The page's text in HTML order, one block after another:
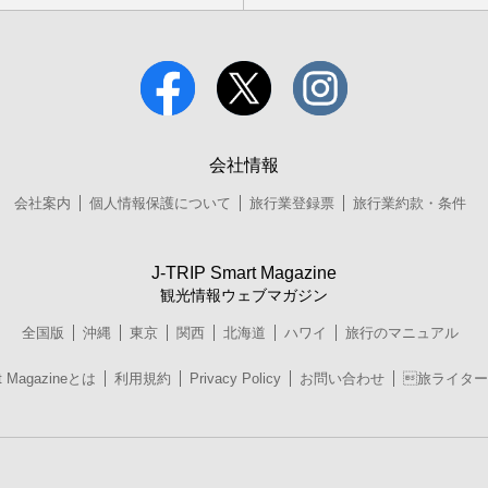
会社情報
会社案内 個人情報保護について 旅行業登録票 旅行業約款・条件
J-TRIP Smart Magazine
観光情報ウェブマガジン
全国版 沖縄 東京 関西 北海道 ハワイ 旅行のマニュアル
Magazineとは 利用規約 Privacy Policy お問い合わせ 旅ライタ